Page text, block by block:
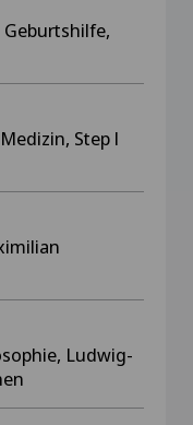
Step l
Ludwig-